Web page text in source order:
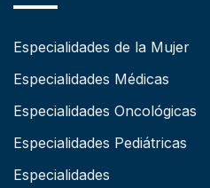
Especialidades de la Mujer
Especialidades Médicas
Especialidades Oncológicas
Especialidades Pediátricas
Especialidades